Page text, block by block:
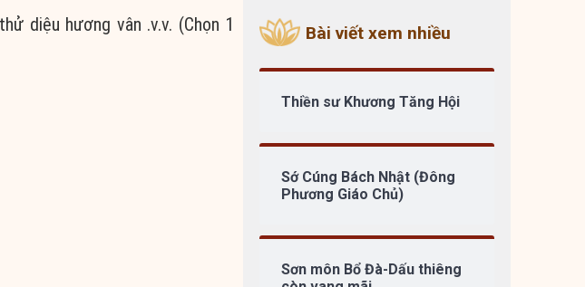
diệu hương vân .v.v. (Chọn 1
Bài viết xem nhiều
Thiền sư Khương Tăng Hội
Sớ Cúng Bách Nhật (Đông
Phương Giáo Chủ)
Sơn môn Bổ Đà-Dấu thiêng